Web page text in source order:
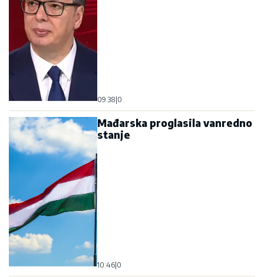
09:38 0
Mađarska proglasila vanredno
stanje
10:46 0